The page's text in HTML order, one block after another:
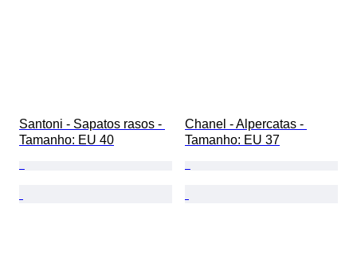
Santoni - Sapatos rasos -
Tamanho: EU 40
Chanel - Alpercatas -
Tamanho: EU 37